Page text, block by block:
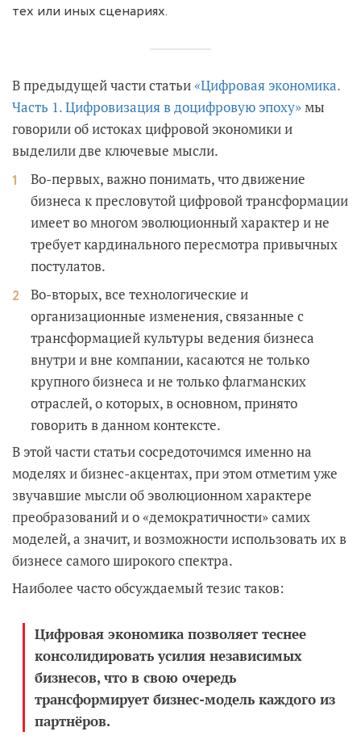
тех или иных сценариях.
В предыдущей части статьи«Цифровая экономика.
Часть 1. Цифровизация в доцифровую эпоху» мы
говорили об истоках цифровой экономики и
выделили две ключевые мысли.
Во-первых, важно понимать, что движение
бизнеса к пресловутой цифровой трансформации
имеет во многом эволюционный характер и не
требует кардинального пересмотра привычных
постулатов.
Во-вторых, все технологические и
организационные изменения, связанные с
трансформацией культуры ведения бизнеса
внутри и вне компании, касаются не только
крупного бизнеса и не только флагманских
отраслей, о которых, в основном, принято
говорить в данном контексте.
В этой части статьи сосредоточимся именно на
моделях и бизнес-акцентах, при этом отметим уже
звучавшие мысли об эволюционном характере
преобразований и о «демократичности» самих
моделей, а значит, и возможности использовать их в
бизнесе самого широкого спектра.
Наиболее часто обсуждаемый тезис таков:
Цифровая экономика позволяет теснее
консолидировать усилия независимых
бизнесов, что в свою очередь
трансформирует бизнес-модель каждого из
партнёров.